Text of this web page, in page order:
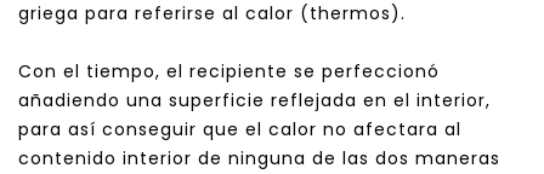
griega para referirse al calor (thermos).
Con el tiempo, el recipiente se perfeccionó
añadiendo una superficie reflejada en el interior,
para así conseguir que el calor no afectara al
contenido interior de ninguna de las dos maneras